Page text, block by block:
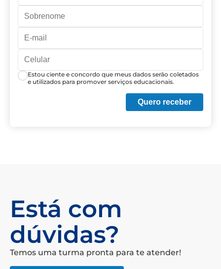
Estou ciente e concordo que meus dados serão coletados
e utilizados para promover serviços educacionais.
Quero receber
Está com
dúvidas?
Temos uma turma pronta para te atender!